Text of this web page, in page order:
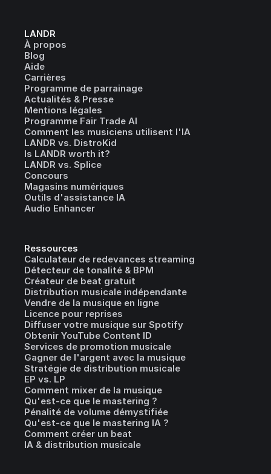
LANDR
À propos
Blog
Aide
Carrières
Programme de parrainage
Actualités & Presse
Mentions légales
Programme Fair Trade AI
Comment les musiciens utilisent l'IA
LANDR vs. DistroKid
Is LANDR worth it?
LANDR vs. Splice
Concours
Magasins numériques
Outils d'assistance IA
Audio Enhancer
Ressources
Calculateur de redevances streaming
Détecteur de tonalité & BPM
Créateur de beat gratuit
Distribution musicale indépendante
Vendre de la musique en ligne
Licence pour reprises
Diffuser votre musique sur Spotify
Obtenir YouTube Content ID
Services de promotion musicale
Gagner de l'argent avec la musique
Stratégie de distribution musicale
EP vs. LP
Comment mixer de la musique
Qu'est-ce que le mastering ?
Pénalité de volume démystifiée
Qu'est-ce que le mastering IA ?
Comment créer un beat
IA & distribution musicale